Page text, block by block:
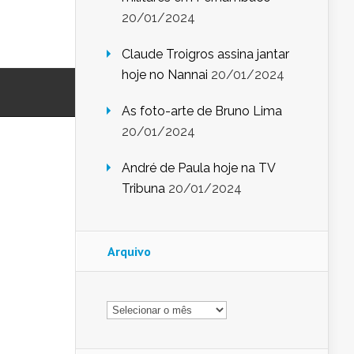
20/01/2024
Claude Troigros assina jantar
hoje no Nannai 20/01/2024
As foto-arte de Bruno Lima
20/01/2024
André de Paula hoje na TV
Tribuna 20/01/2024
Arquivo
Arquivo